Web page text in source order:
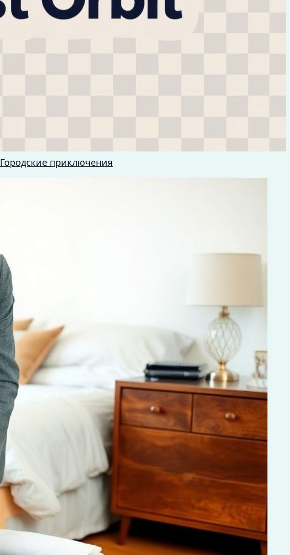
Городские приключения